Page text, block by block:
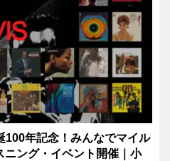
100年記念！みんなでマイル
ニング・イベント開催｜小